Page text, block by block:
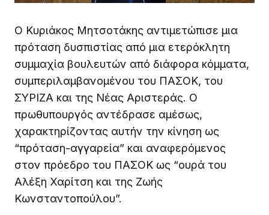
Ο Κυριάκος Μητσοτάκης αντιμετώπισε μια
πρόταση δυσπιστίας από μια ετερόκλητη
συμμαχία βουλευτών από διάφορα κόμματα,
συμπεριλαμβανομένου του ΠΑΣΟΚ, του
ΣΥΡΙΖΑ και της Νέας Αριστεράς. Ο
πρωθυπουργός αντέδρασε αμέσως,
χαρακτηρίζοντας αυτήν την κίνηση ως
“πρόταση-αγγαρεία” και αναφερόμενος
στον πρόεδρο του ΠΑΣΟΚ ως “ουρά του
Αλέξη Χαρίτση και της Ζωής
Κωνσταντοπούλου”.